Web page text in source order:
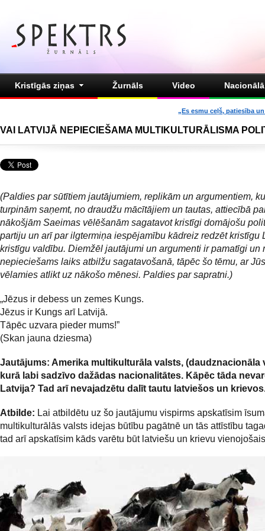
Kristīgās ziņas Žurnāls Video
„Es esmu ceļš, patiesība
VAI LATVIJĀ NEPIECIEŠAMA MULTIKULTURĀLISMA
(Paldies par sūtītiem jautājumiem, replikām un argumentiem,
turpinām saņemt, no draudžu mācītājiem un tautas, attiecībā
nākošjām Saeimas vēlēšanām sagatavot kristīgi domājošu
partiju un arī par ilgtermiņa iespējamību kādreiz redzēt kristīgu
kristīgu valdību. Diemžēl jautājumi un argumenti ir pamatīgi un
nepieciešams laiks atbilžu sagatavošanā, tāpēc šo tēmu, ar
vēlamies atlikt uz nākošo mēnesi. Paldies par sapratni.)
„Jēzus ir debess un zemes Kungs.
Jēzus ir Kungs arī Latvijā.
Tāpēc uzvara pieder mums!”
(Skan jauna dziesma)
Jautājums: Amerika multikulturāla valsts, (daudznacionāla
kurā labi sadzīvo dažādas nacionalitātes. Kāpēc tāda
Latvija? Tad arī nevajadzētu dalīt tautu latviešos un
Atbilde: Lai atbildētu uz šo jautājumu vispirms apskatīsim
multikulturālās valsts idejas būtību pagātnē un tās attīstību
tad arī apskatīsim kāds varētu būt latviešu un krievu